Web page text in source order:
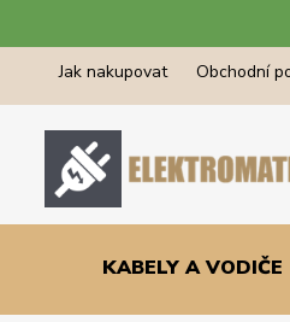
Jak nakupovat Obchodní
KABELY A VODIČE